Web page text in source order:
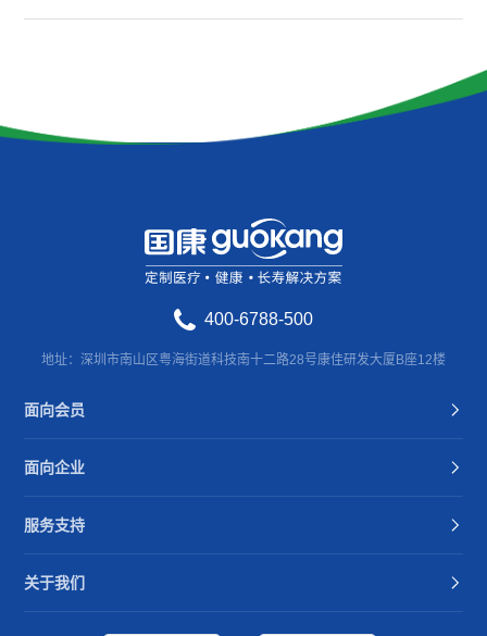
400-6788-500
地址：深圳市南山区粤海街道科技南十二路28号康佳研发大厦B座12楼
面向会员
面向企业
服务支持
关于我们